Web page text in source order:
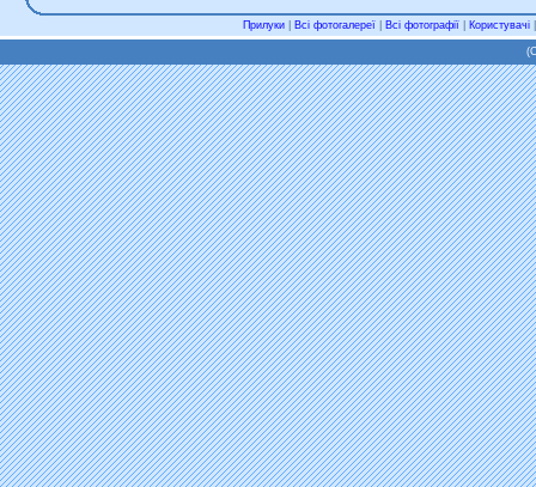
Прилуки| Всі фотогалереї| Всі фотографії| Користувачі